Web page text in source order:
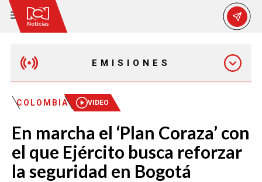
EMISIONES
EMISIÓN 12:30 PM
EMISIÓN 7:00 PM
COLOMBIA VIDEO
En marcha el ‘Plan Coraza’ con
el que Ejército busca reforzar
la seguridad en Bogotá